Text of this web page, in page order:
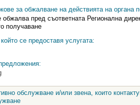
за обжалване на действията на органа
пред съответната Регионална
получаване
се предоставя услугата:
обслужване и/или звена, които